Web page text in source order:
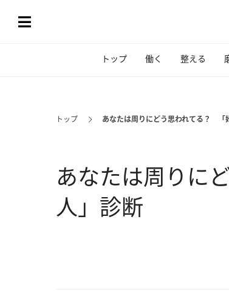
トップ 働く 整える
トップ あなたは周りにどう思われてる？ 「
あなたは周りに
人」診断